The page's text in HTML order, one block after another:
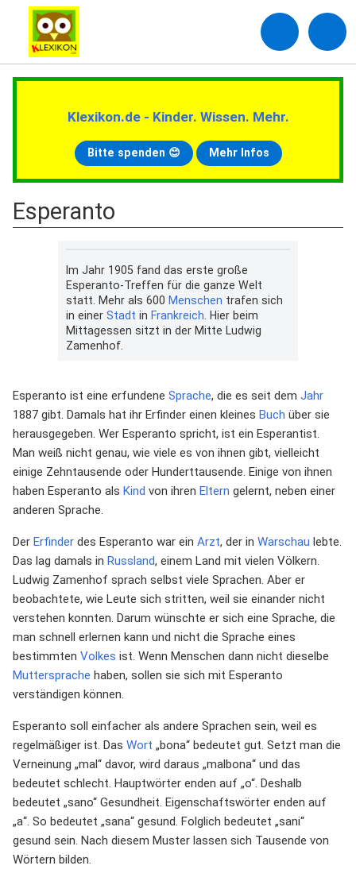
Klexikon.de - Kinder. Wissen. Mehr.
Bitte spenden 😊 Mehr Infos
Esperanto
Im Jahr 1905 fand das erste große
Esperanto-Treffen für die ganze Welt
statt. Mehr als 600 Menschen trafen sich
in einer Stadt in Frankreich . Hier beim
Mittagessen sitzt in der Mitte Ludwig
Zamenhof.
Esperanto ist eine erfundene Sprache, die es seit dem Jahr
1887 gibt. Damals hat ihr Erfinder einen kleines Buch über sie
herausgegeben. Wer Esperanto spricht, ist ein Esperantist.
Man weiß nicht genau, wie viele es von ihnen gibt, vielleicht
einige Zehntausende oder Hunderttausende. Einige von ihnen
haben Esperanto als Kind von ihren Eltern gelernt, neben einer
anderen Sprache.
Der Erfinder des Esperanto war ein Arzt, der in Warschau lebte.
Das lag damals in Russland, einem Land mit vielen Völkern.
Ludwig Zamenhof sprach selbst viele Sprachen. Aber er
beobachtete, wie Leute sich stritten, weil sie einander nicht
verstehen konnten. Darum wünschte er sich eine Sprache, die
man schnell erlernen kann und nicht die Sprache eines
bestimmten Volkes ist. Wenn Menschen dann nicht dieselbe
Muttersprache haben, sollen sie sich mit Esperanto
verständigen können.
Esperanto soll einfacher als andere Sprachen sein, weil es
regelmäßiger ist. Das Wort „bona“ bedeutet gut. Setzt man die
Verneinung „mal“ davor, wird daraus „malbona“ und das
bedeutet schlecht. Hauptwörter enden auf „o“. Deshalb
bedeutet „sano“ Gesundheit. Eigenschaftswörter enden auf
„a“. So bedeutet „sana“ gesund. Folglich bedeutet „sani“
gesund sein. Nach diesem Muster lassen sich Tausende von
Wörtern bilden.